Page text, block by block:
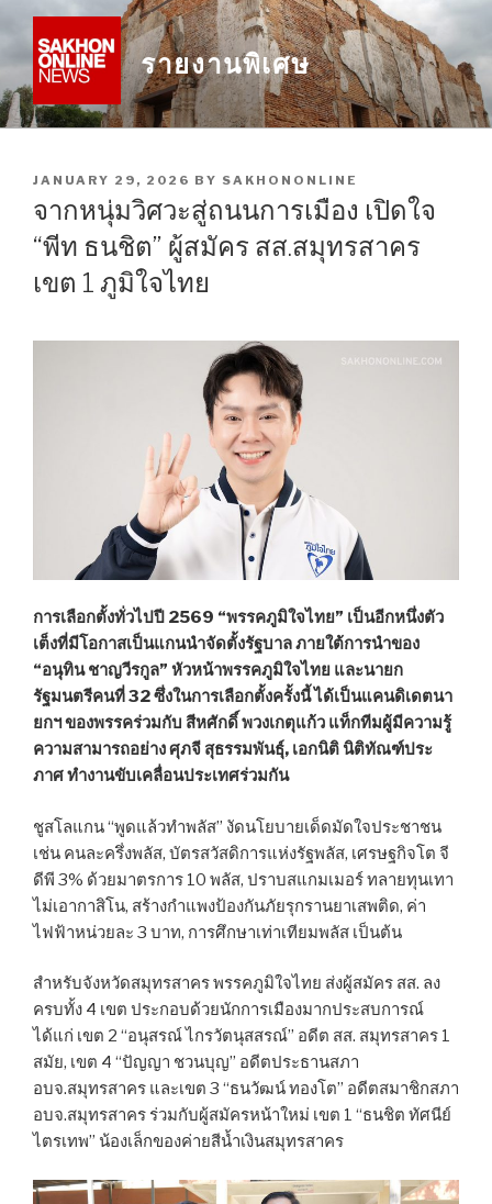
content
รายงานพิเศษ
POSTED
JANUARY 29, 2026 BY SAKHONONLINE
จากหนุ่มวิศวะสู่ถนนการเมือง เปิดใจ
“พีท ธนชิต” ผู้สมัคร สส.สมุทรสาคร
เขต 1 ภูมิใจไทย
การเลือกตั้งทั่วไปปี 2569 “พรรคภูมิใจไทย” เป็นอีกหนึ่งตัว
เต็งที่มีโอกาสเป็นแกนนำจัดตั้งรัฐบาล ภายใต้การนำของ
“อนุทิน ชาญวีรกูล” หัวหน้าพรรคภูมิใจไทย และนายก
รัฐมนตรีคนที่ 32 ซึ่งในการเลือกตั้งครั้งนี้ ได้เป็นแคนดิเดตนา
ยกฯ ของพรรคร่วมกับ สีหศักดิ์ พวงเกตุแก้ว แท็กทีมผู้มีความรู้
ความสามารถอย่าง ศุภจี สุธรรมพันธุ์, เอกนิติ นิติทัณฑ์ประ
ภาศ ทำงานขับเคลื่อนประเทศร่วมกัน
ชูสโลแกน “พูดแล้วทำพลัส” งัดนโยบายเด็ดมัดใจประชาชน
เช่น คนละครึ่งพลัส, บัตรสวัสดิการแห่งรัฐพลัส, เศรษฐกิจโต จี
ดีพี 3% ด้วยมาตรการ 10 พลัส, ปราบสแกมเมอร์ ทลายทุนเทา
ไม่เอากาสิโน, สร้างกำแพงป้องกันภัยรุกรานยาเสพติด, ค่า
ไฟฟ้าหน่วยละ 3 บาท, การศึกษาเท่าเทียมพลัส เป็นต้น
สำหรับจังหวัดสมุทรสาคร พรรคภูมิใจไทย ส่งผู้สมัคร สส. ลง
ครบทั้ง 4 เขต ประกอบด้วยนักการเมืองมากประสบการณ์
ได้แก่ เขต 2 “อนุสรณ์ ไกรวัตนุสสรณ์” อดีต สส. สมุทรสาคร 1
สมัย, เขต 4 “ปัญญา ชวนบุญ” อดีตประธานสภา
อบจ.สมุทรสาคร และเขต 3 “ธนวัฒน์ ทองโต” อดีตสมาชิกสภา
อบจ.สมุทรสาคร ร่วมกับผู้สมัครหน้าใหม่ เขต 1 “ธนชิต ทัศนีย์
ไตรเทพ” น้องเล็กของค่ายสีน้ำเงินสมุทรสาคร